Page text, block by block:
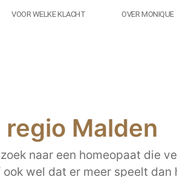
VOOR WELKE KLACHT OVER MONIQUE
Malden
naar een homeopaat die
wel dat er meer speelt